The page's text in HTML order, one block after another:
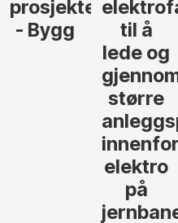
Driftsleder
Elektro
Automasjon
Hålogalandsvegen
- Asker